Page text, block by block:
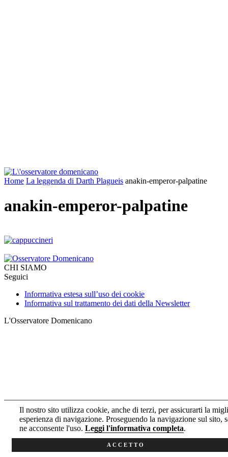
Il nostro sito utilizza cookie, anche di terzi, per assicurarti la
esperienza di navigazione. Proseguendo la navigazione sul sito,
ne acconsente l'uso. Leggi l'informativa completa.
ACCETTO
Home La leggenda di Darth Plagueis anakin-emperor-palpatine
anakin-emperor-palpatine
CHI SIAMO
Seguici
Informativa estesa sull’uso dei cookie
Informativa sul trattamento dei dati della Newsletter
L'Osservatore Domenicano